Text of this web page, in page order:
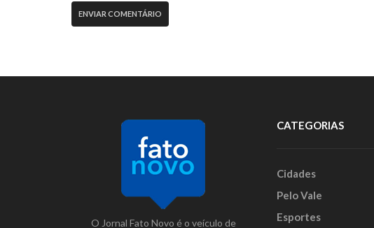
O Jornal Fato Novo é o veículo de
CATEGORIAS
Cidades
Pelo Vale
Esportes